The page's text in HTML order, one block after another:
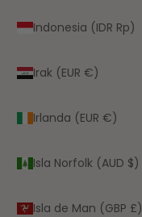
Indonesia (IDR Rp)
Irak (EUR €)
Irlanda (EUR €)
Isla Norfolk (AUD $)
Isla de Man (GBP £)